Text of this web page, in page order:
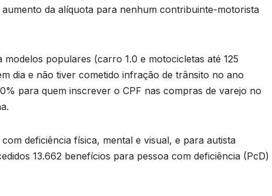
da alíquota para nenhum contribuinte-motorista
populares (carro 1.0 e motocicletas até 125
dia e não tiver cometido infração de trânsito no ano
para quem inscrever o CPF nas compras de varejo no
deficiência física, mental e visual, e para autista
13.662 benefícios para pessoa com deficiência (PcD)